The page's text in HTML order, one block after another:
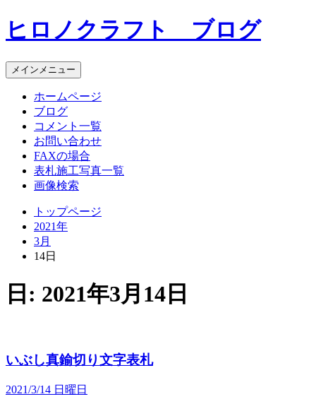
コ
ン
ン
ツ
ヒロノクラフト ブログ
メインメニュー
ホームページ
ブログ
コメント一覧
お問い合わせ
FAXの場合
表札施工写真一覧
画像検索
トップページ
2021年
3月
14日
日: 2021年3月14日
いぶし真鍮切り文字表札
2021/3/14 日曜日